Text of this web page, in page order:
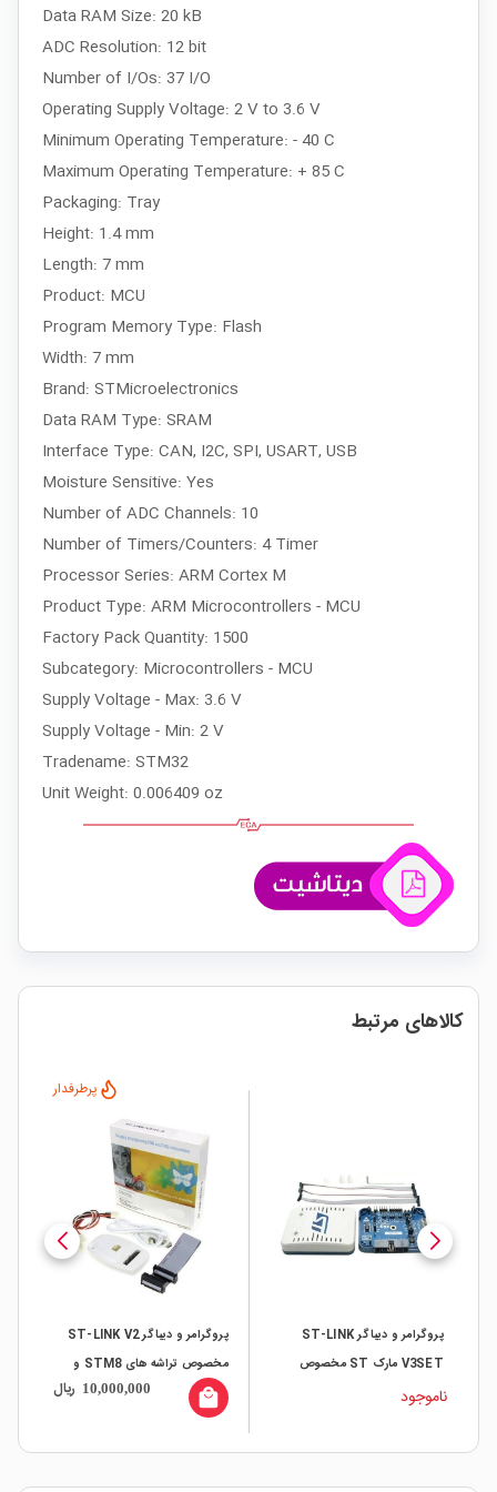
Data RAM Size: 20 kB
ADC Resolution: 12 bit
Number of I/Os: 37 I/O
Operating Supply Voltage: 2 V to 3.6 V
Minimum Operating Temperature: - 40 C
Maximum Operating Temperature: + 85 C
Packaging: Tray
Height: 1.4 mm
Length: 7 mm
Product: MCU
Program Memory Type: Flash
Width: 7 mm
Brand: STMicroelectronics
Data RAM Type: SRAM
Interface Type: CAN, I2C, SPI, USART, USB
Moisture Sensitive: Yes
Number of ADC Channels: 10
Number of Timers/Counters: 4 Timer
Processor Series: ARM Cortex M
Product Type: ARM Microcontrollers - MCU
Factory Pack Quantity: 1500
Subcategory: Microcontrollers - MCU
Supply Voltage - Max: 3.6 V
Supply Voltage - Min: 2 V
Tradename: STM32
Unit Weight: 0.006409 oz
کالاهای مرتبط
پروگرامر و دیباگر ST-LINK
V3SET مارک ST مخصوص
تراشه های STM8 و STM32
ناموجود
پرطرفدار
پروگرامر و دیباگر ST-LINK V2
مخصوص تراشه های STM8 و
STM32
10,000,000 ریال local_mall